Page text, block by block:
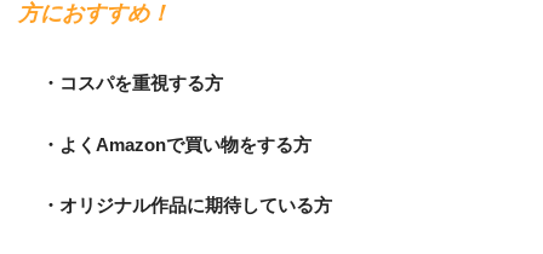
方におすすめ！
・コスパを重視する方
・よくAmazonで買い物をする方
・オリジナル作品に期待している方